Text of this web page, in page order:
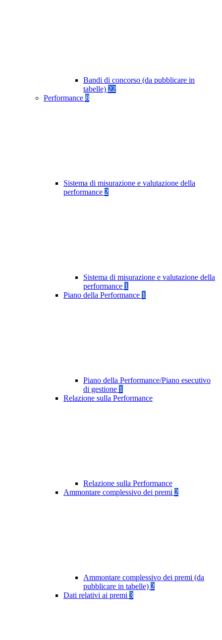
Bandi di concorso (da pubblicare in
tabelle) 22
Performance 8
Sistema di misurazione e valutazione della
performance 2
Sistema di misurazione e valutazione della
performance 1
Piano della Performance 1
Piano della Performance/Piano esecutivo
di gestione 1
Relazione sulla Performance
Relazione sulla Performance
Ammontare complessivo dei premi 2
Ammontare complessivo dei premi (da
pubblicare in tabelle) 2
Dati relativi ai premi 3